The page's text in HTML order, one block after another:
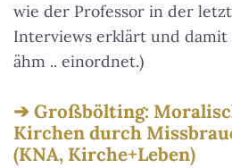
wie der Professor in der
Interviews erklärt und damit
ähm .. einordnet.)
Großbölting:
Kirchen durch
(KNA, Kirche+Leben)